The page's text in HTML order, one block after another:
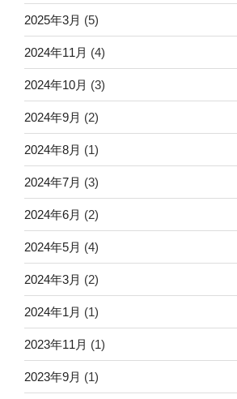
2025年3月 (5)
2024年11月 (4)
2024年10月 (3)
2024年9月 (2)
2024年8月 (1)
2024年7月 (3)
2024年6月 (2)
2024年5月 (4)
2024年3月 (2)
2024年1月 (1)
2023年11月 (1)
2023年9月 (1)